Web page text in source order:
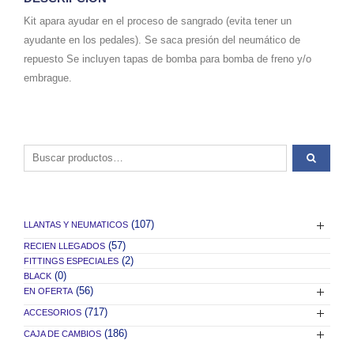
Kit apara ayudar en el proceso de sangrado (evita tener un
ayudante en los pedales). Se saca presión del neumático de
repuesto Se incluyen tapas de bomba para bomba de freno y/o
embrague.
Buscar por:
LLANTAS Y NEUMATICOS (107)
RECIEN LLEGADOS (57)
FITTINGS ESPECIALES (2)
BLACK (0)
EN OFERTA (56)
ACCESORIOS (717)
CAJA DE CAMBIOS (186)